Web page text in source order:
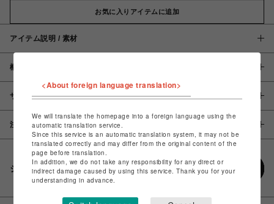
お気に入りアイテムに追加
アイテム説明 / 素材
概要
サイズ
注意事項
シェアする
<About foreign language translation>
We will translate the homepage into a foreign language using the
automatic translation service.
Since this service is an automatic translation system, it may not be
translated correctly and may differ from the original content of the
page before translation.
In addition, we do not take any responsibility for any direct or
indirect damage caused by using this service. Thank you for your
understanding in advance.